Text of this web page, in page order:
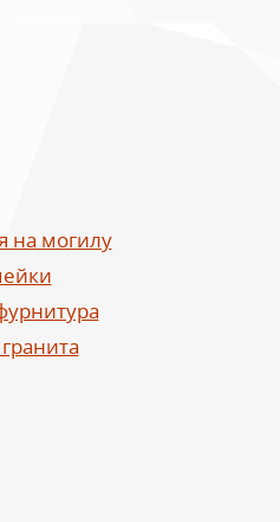
на могилу